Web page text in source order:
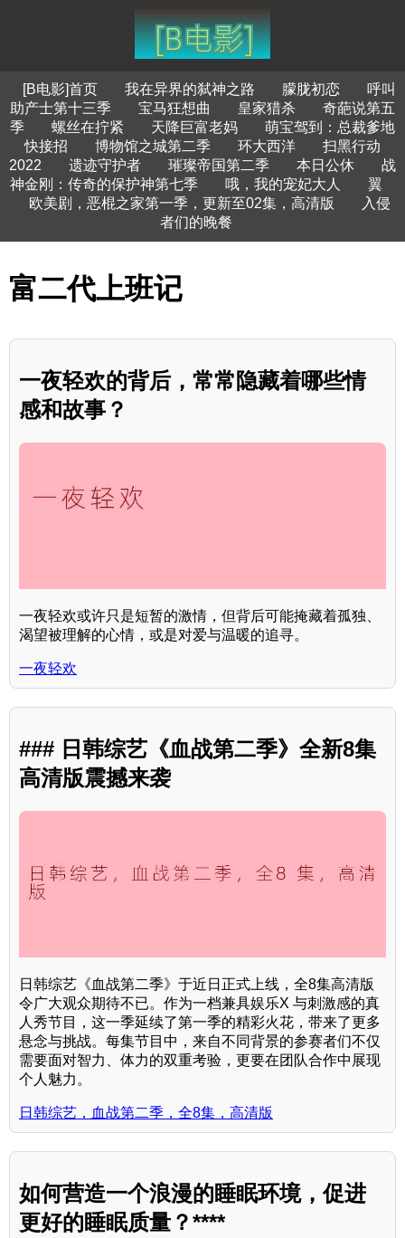
[B电影]首页 我在异界的弑神之路 朦胧初恋
呼叫
助产士第十三季
宝马狂想曲 皇家猎杀
奇葩说第五
季
螺丝在拧紧 天降巨富老妈
萌宝驾到：总裁爹地
快接招
博物馆之城第二季 环大西洋
扫黑行动
2022
遗迹守护者 璀璨帝国第二季 本日公休
战
神金刚：传奇的保护神第七季
哦，我的宠妃大人
翼
欧美剧，恶棍之家第一季，更新至02集，高清版
入侵
者们的晚餐
富二代上班记
一夜轻欢的背后，常常隐藏着哪些情
感和故事？
一夜轻欢或许只是短暂的激情，但背后可能掩藏着孤独、
渴望被理解的心情，或是对爱与温暖的追寻。
一夜轻欢
### 日韩综艺《血战第二季》全新8集
高清版震撼来袭
日韩综艺《血战第二季》于近日正式上线，全8集高清版
令广大观众期待不已。作为一档兼具娱乐X 与刺激感的真
人秀节目，这一季延续了第一季的精彩火花，带来了更多
悬念与挑战。每集节目中，来自不同背景的参赛者们不仅
需要面对智力、体力的双重考验，更要在团队合作中展现
个人魅力。
日韩综艺，血战第二季，全8集，高清版
如何营造一个浪漫的睡眠环境，促进
更好的睡眠质量？****